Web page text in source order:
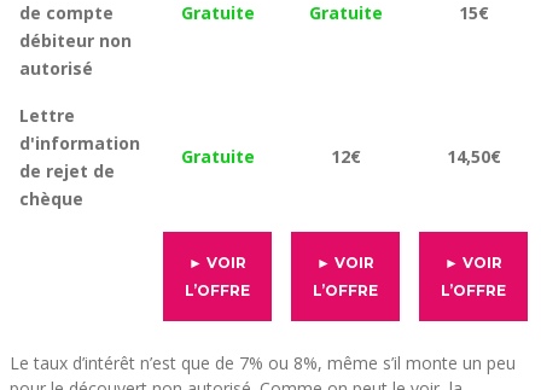
de compte
débiteur non
autorisé
Gratuite Gratuite 15€
Lettre
d'information
de rejet de
chèque
Gratuite 12€ 14,50€
► VOIR
L’OFFRE
► VOIR
L’OFFRE
► VOIR
L’OFFRE
Le taux d’intérêt n’est que de 7% ou 8%, même s’il monte un peu